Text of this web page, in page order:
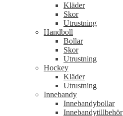
Kläder
Skor
Utrustning
Handboll
Bollar
Skor
Utrustning
Hockey
Kläder
Utrustning
Innebandy
Innebandybollar
Innebandytillbehör